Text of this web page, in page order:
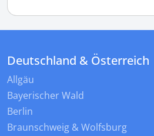
Deutschland & Österreich
Allgäu
Bayerischer Wald
Berlin
Braunschweig & Wolfsburg